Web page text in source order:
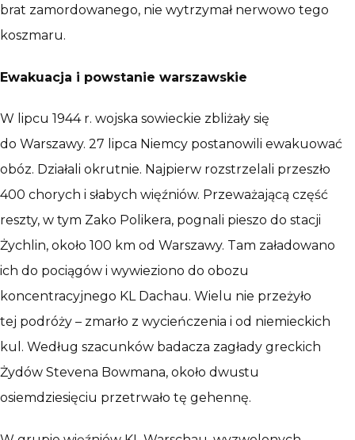
brat zamordowanego, nie wytrzymał nerwowo tego
koszmaru.
Ewakuacja i powstanie warszawskie
W lipcu 1944 r. wojska sowieckie zbliżały się
do Warszawy. 27 lipca Niemcy postanowili ewakuować
obóz. Działali okrutnie. Najpierw rozstrzelali przeszło
400 chorych i słabych więźniów. Przeważającą część
reszty, w tym Zako Polikera, pognali pieszo do stacji
Żychlin, około 100 km od Warszawy. Tam załadowano
ich do pociągów i wywieziono do obozu
koncentracyjnego KL Dachau. Wielu nie przeżyło
tej podróży – zmarło z wycieńczenia i od niemieckich
kul. Według szacunków badacza zagłady greckich
Żydów Stevena Bowmana, około dwustu
osiemdziesięciu przetrwało tę gehennę.